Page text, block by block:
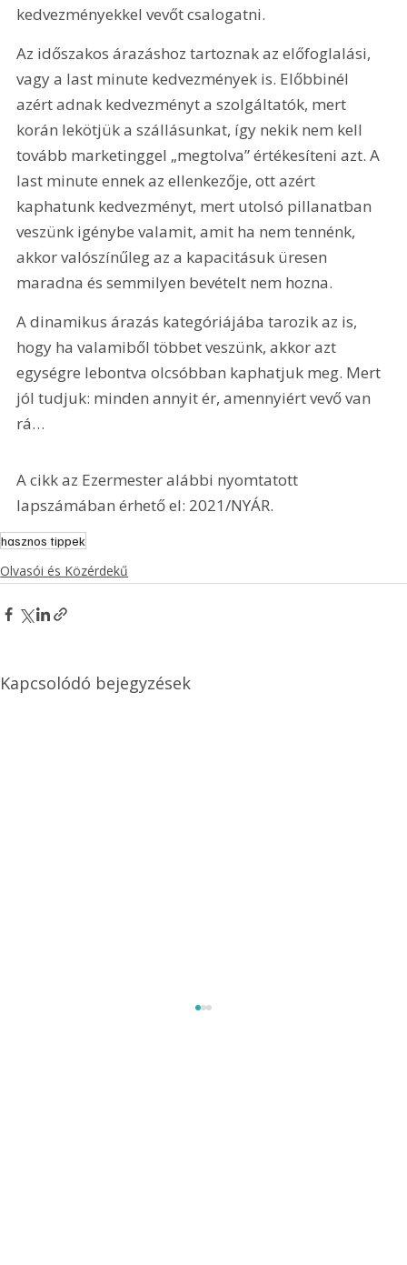
kedvezményekkel vevőt csalogatni.
Az időszakos árazáshoz tartoznak az előfoglalási,
vagy a last minute kedvezmények is. Előbbinél
azért adnak kedvezményt a szolgáltatók, mert
korán lekötjük a szállásunkat, így nekik nem kell
tovább marketinggel „megtolva” értékesíteni azt. A
last minute ennek az ellenkezője, ott azért
kaphatunk kedvezményt, mert utolsó pillanatban
veszünk igénybe valamit, amit ha nem tennénk,
akkor valószínűleg az a kapacitásuk üresen
maradna és semmilyen bevételt nem hozna.
A dinamikus árazás kategóriájába tarozik az is,
hogy ha valamiből többet veszünk, akkor azt
egységre lebontva olcsóbban kaphatjuk meg. Mert
jól tudjuk: minden annyit ér, amennyiért vevő van
rá…
A cikk az Ezermester alábbi nyomtatott
lapszámában érhető el: 2021/NYÁR.
hasznos tippek
Olvasói és Közérdekű
Kapcsolódó bejegyzések